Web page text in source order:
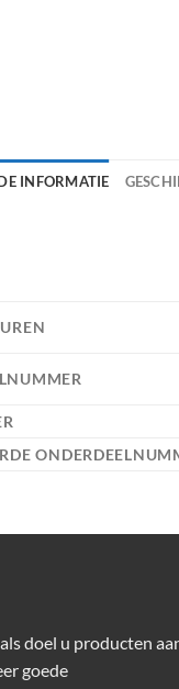
INFORMATIE
doel u producten
goede